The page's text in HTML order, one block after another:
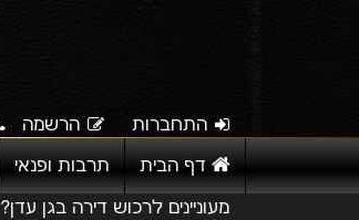
התחברות הרשמה
דף הבית תרבות ופנאי
מעוניינים לרכוש דירה בגן עדן?